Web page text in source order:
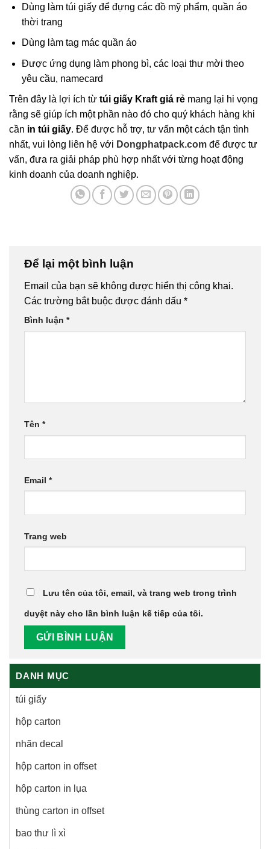
Dùng làm túi giấy để đựng các đồ mỹ phẩm, quần áo
thời trang
Dùng làm tag mác quần áo
Được ứng dụng làm phong bì, các loại thư mời theo
yêu cầu, namecard
Trên đây là lợi ích từ túi giấy Kraft giá rẻ mang lại hi vọng
rằng sẽ giúp ích một phần nào đó cho quý khách hàng khi
cần in túi giấy. Để được hỗ trợ, tư vấn một cách tận tình
nhất, vui lòng liên hệ với Dongphatpack.com để được tư
vấn, đưa ra giải pháp phù hợp nhất với từng hoạt động
kinh doanh của doanh nghiệp.
Để lại một bình luận
Email của bạn sẽ không được hiển thị công khai.
Các trường bắt buộc được đánh dấu *
Bình luận *
Tên *
Email *
Trang web
Lưu tên của tôi, email, và trang web trong trình
duyệt này cho lần bình luận kế tiếp của tôi.
DANH MỤC
túi giấy
hộp carton
nhãn decal
hộp carton in offset
hộp carton in lụa
thùng carton in offset
bao thư lì xì